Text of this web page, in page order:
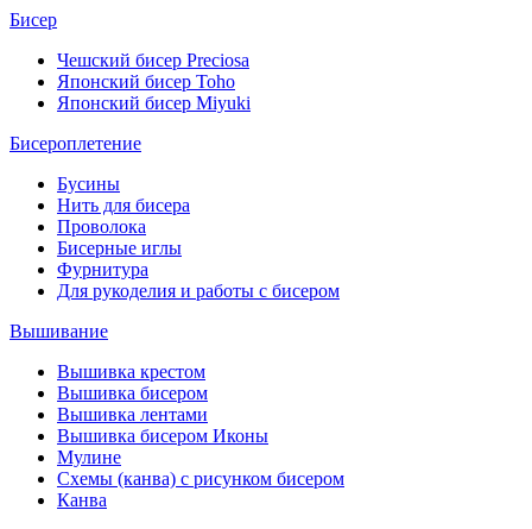
Бисер
Чешский бисер Preciosa
Японский бисер Toho
Японский бисер Miyuki
Бисероплетение
Бусины
Нить для бисера
Проволока
Бисерные иглы
Фурнитура
Для рукоделия и работы с бисером
Вышивание
Вышивка крестом
Вышивка бисером
Вышивка лентами
Вышивка бисером Иконы
Мулине
Схемы (канва) с рисунком бисером
Канва